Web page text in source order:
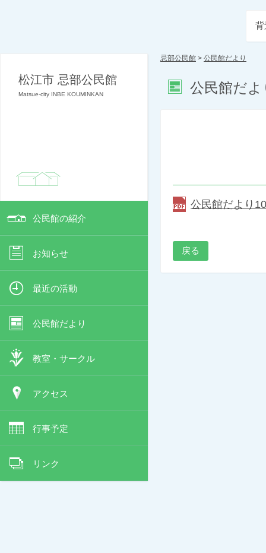
松江市 忌部公民館
Matsue-city INBE KOUMINKAN
公民館の紹介
お知らせ
最近の活動
公民館だより
教室・サークル
アクセス
行事予定
リンク
背
忌部公民館 > 公民館だより
公民館だよ
公民館だより
戻る